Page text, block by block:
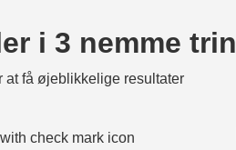
i 3 nemme trin
at få øjeblikkelige resultater